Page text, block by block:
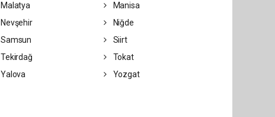
Malatya
Manisa
Nevşehir
Niğde
Samsun
Siirt
Tekirdağ
Tokat
Yalova
Yozgat